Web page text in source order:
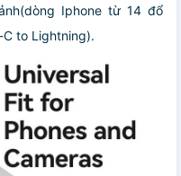
Iphone từ 14 đổ
to Lightning).